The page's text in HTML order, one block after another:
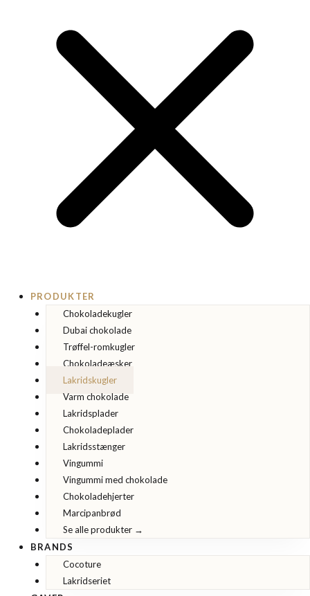
PRODUKTER
Chokoladekugler
Dubai chokolade
Trøffel-romkugler
Chokoladeæsker
Lakridskugler
Varm chokolade
Lakridsplader
Chokoladeplader
Lakridsstænger
Vingummi
Vingummi med chokolade
Chokoladehjerter
Marcipanbrød
Se alle produkter →
BRANDS
Cocoture
Lakridseriet